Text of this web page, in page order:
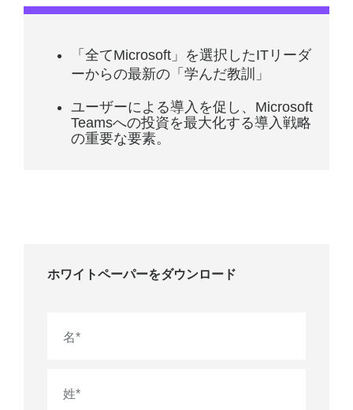
「全てMicrosoft」を選択したITリーダ
ーからの最新の「学んだ教訓」
ユーザーによる導入を促し、Microsoft
Teamsへの投資を最大化する導入戦略
の重要な要素。
ホワイトペーパーをダウンロード
名*
姓*